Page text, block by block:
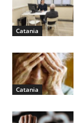
Catania
Catania